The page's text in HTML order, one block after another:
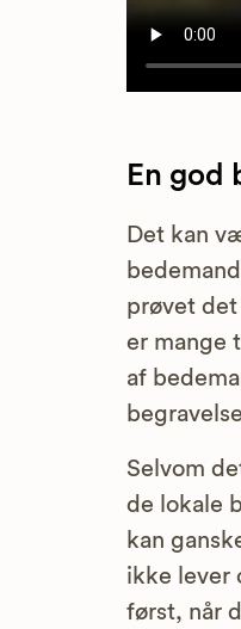
En god
Det kan
prøvet det
er mange
af
Selvom
de lokale
kan
ikke lever
først, når